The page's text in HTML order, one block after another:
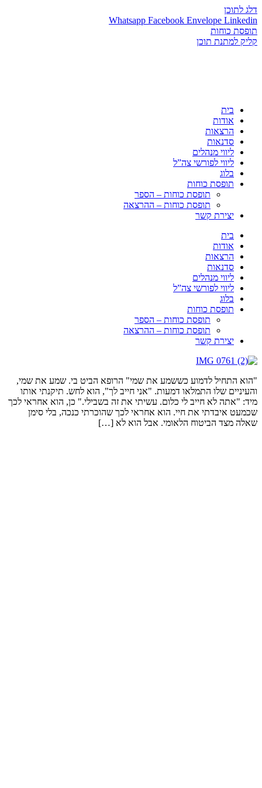
דלג לתוכן
Whatsapp Facebook Envelope Linkedin
תופסת כוחות
קליק למתנת תוכן
בית
אודות
הרצאות
סדנאות
ליווי מנהלים
ליווי לפורשי צה”ל
בלוג
תופסת כוחות
תופסת כוחות – הספר
תופסת כוחות – ההרצאה
יצירת קשר
בית
אודות
הרצאות
סדנאות
ליווי מנהלים
ליווי לפורשי צה”ל
בלוג
תופסת כוחות
תופסת כוחות – הספר
תופסת כוחות – ההרצאה
יצירת קשר
"הוא התחיל לדמוע כששמע את שמי" הרופא הביט בי. שמע את שמי,
והעיניים שלו התמלאו דמעות. "אני חייב לך", הוא לחש. תיקנתי אותו
מיד: "אתה לא חייב לי כלום. עשיתי את זה בשבילי." כן, הוא אחראי לכך
שכמעט איבדתי את חיי. הוא אחראי לכך שהוכרתי כנכה, בלי סימן
שאלה מצד הביטוח הלאומי. אבל הוא לא […]